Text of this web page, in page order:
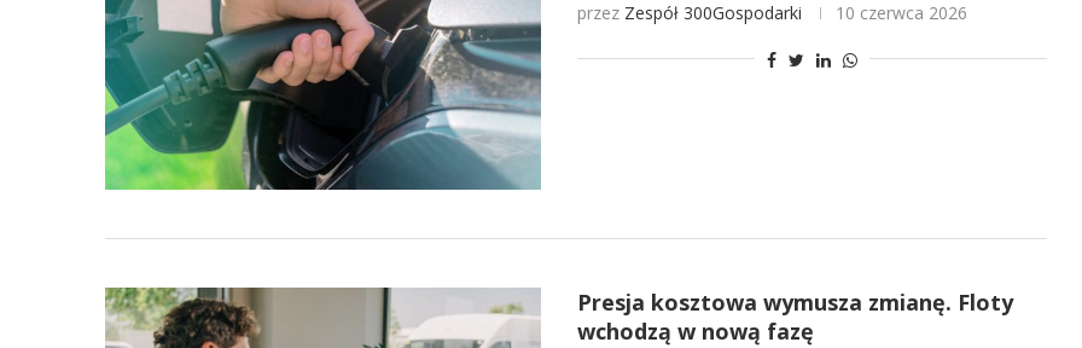
przez Zespół 300Gospodarki 10 czerwca 2026
Presja kosztowa wymusza zmianę. Floty
wchodzą w nową fazę